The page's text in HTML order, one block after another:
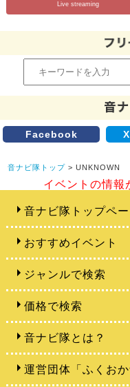
Live streaming
Facebook
音ナビ隊トップ > UNKNOWN
イベントの情報
音ナビ隊トップペ
おすすめイベント
ジャンルで検索
価格で検索
音ナビ隊とは？
運営団体「ふくお